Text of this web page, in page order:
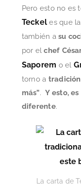
Pero esto no es
Teckel es que
también asu
por elchef
Saporem o el
torno a
más”.Y esto,
diferente.
La carta de